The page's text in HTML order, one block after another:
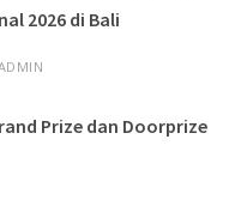
2026 di Bali
Prize dan Doorprize